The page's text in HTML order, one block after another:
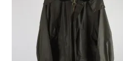
Ersättning om du inte får din vara